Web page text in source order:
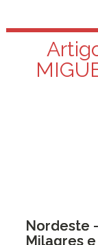
Nordeste
Milagres